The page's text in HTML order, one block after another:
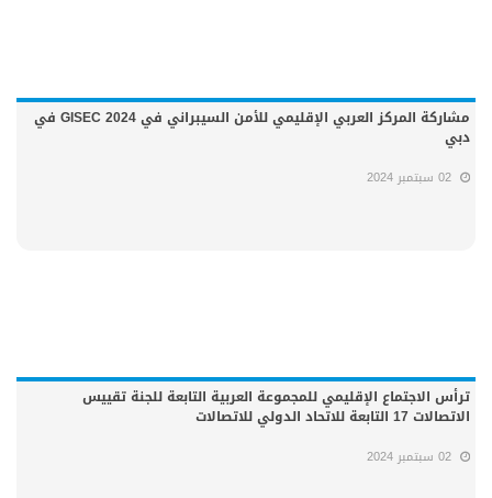
مشاركة المركز العربي الإقليمي للأمن السيبراني في GISEC 2024 في
دبي
02 سبتمبر 2024
ترأس الاجتماع الإقليمي للمجموعة العربية التابعة للجنة تقييس
الاتصالات 17 التابعة للاتحاد الدولي للاتصالات
02 سبتمبر 2024